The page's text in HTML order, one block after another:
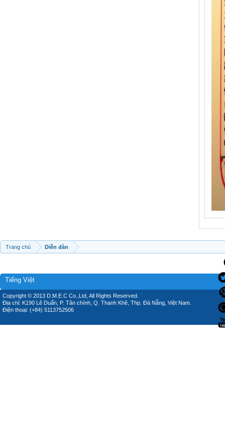
Trang chủ Diễn đàn
Tiếng Việt
Copyright © 2013 D.M.E.C Co.,Ltd, All Rights Reserved.
Địa chỉ: K190 Lê Duẩn, P. Tân chính, Q. Thanh Khê, Thp. Đà Nẵng, Việt Nam.
Điện thoại: (+84) 5113752506